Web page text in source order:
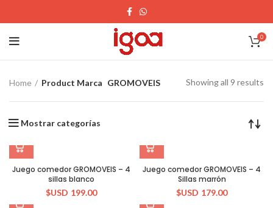
0
Home Product Marca GROMOVEIS Showing all 9 results
Mostrar categorías
Juego comedor GROMOVEIS – 4
sillas blanco
$USD 199.00
Juego comedor GROMOVEIS – 4
Sillas marrón
$USD 179.00